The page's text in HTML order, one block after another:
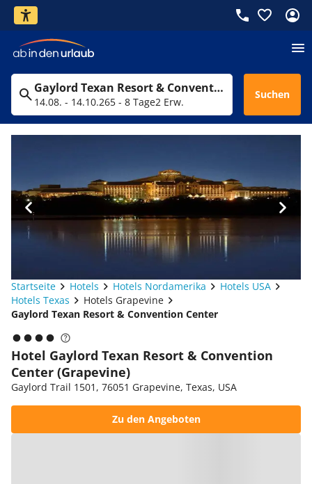
Gaylord Texan Resort & Convention Center
14.08. - 14.10.265 - 8 Tage2 Erw.
Suchen
Startseite Hotels Hotels Nordamerika
Hotels USA
Hotels Texas
Hotels Grapevine
Gaylord Texan Resort & Convention Center
Hotel Gaylord Texan Resort & Convention
Center (Grapevine)
Gaylord Trail 1501, 76051 Grapevine, Texas, USA
Zu den Angeboten